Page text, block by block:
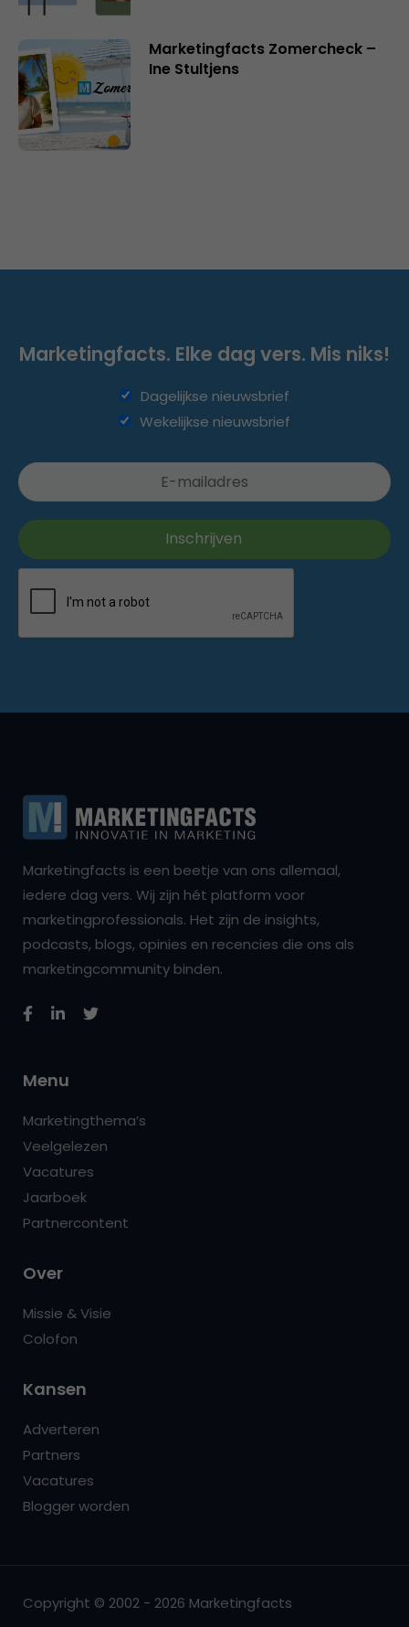
Marketingfacts Zomercheck –
Ine Stultjens
Marketingfacts. Elke dag vers. Mis niks!
Dagelijkse nieuwsbrief
Wekelijkse nieuwsbrief
Marketingfacts is een beetje van ons allemaal,
iedere dag vers. Wij zijn hét platform voor
marketingprofessionals. Het zijn de insights,
podcasts, blogs, opinies en recencies die ons als
marketingcommunity binden.
Menu
Marketingthema’s
Veelgelezen
Vacatures
Jaarboek
Partnercontent
Over
Missie & Visie
Colofon
Kansen
Adverteren
Partners
Vacatures
Blogger worden
Copyright © 2002 - 2026 Marketingfacts